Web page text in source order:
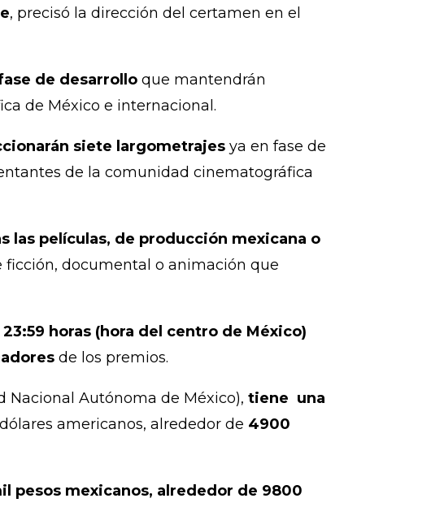
, precisó la dirección del certamen en el
de desarrollo que mantendrán
de México e internacional.
siete largometrajes ya en fase de
de la comunidad cinematográfica
las películas, de producción mexicana o
ficción, documental o animación que
horas (hora del centro de México)
de los premios.
Nacional Autónoma de México),tiene una
americanos, alrededor de 4900
pesos mexicanos, alrededor de 9800